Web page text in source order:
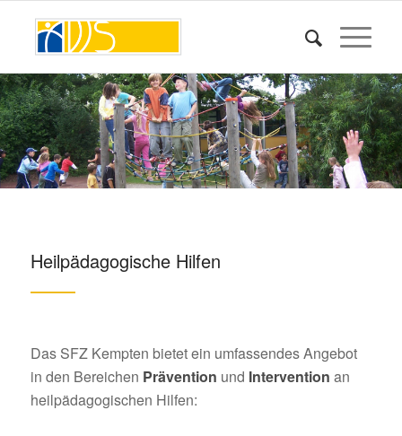
Heilpädagogische Hilfen
Das SFZ Kempten bietet ein umfassendes Angebot
in den Bereichen Prävention und Intervention an
heilpädagogischen Hilfen: